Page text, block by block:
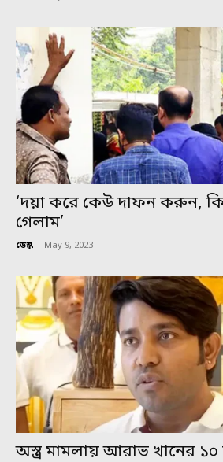
‘দয়া করে কেউ দাফন করুন,
গেলাম’
ডেস্ক - May 9, 2023
অস্ত্র মামলায় আরাভ খানের ১০